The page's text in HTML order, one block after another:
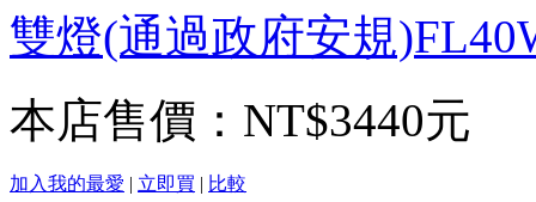
雙燈(通過政府安規
本店售價： NT$3440元
加入我的最愛 | 立即買 | 比較